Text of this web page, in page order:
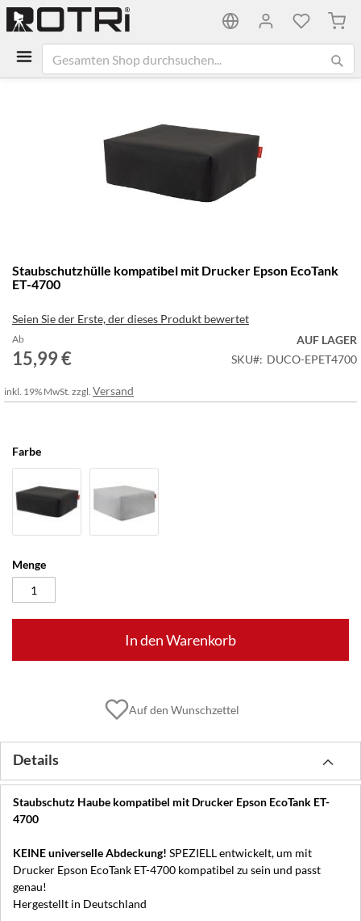
Anfang
der
springen
Staubschutzhülle kompatibel mit Drucker Epson EcoTank
ET-4700
Seien Sie der Erste, der dieses Produkt bewertet
Ab
15,99 €
AUF LAGER
SKU
DUCO-EPET4700
inkl. 19% MwSt. zzgl. Versand
Farbe
Menge
In den Warenkorb
Auf den Wunschzettel
Details
Staubschutz Haube kompatibel mit Drucker Epson EcoTank ET-
4700
KEINE universelle Abdeckung! SPEZIELL entwickelt, um mit
Drucker Epson EcoTank ET-4700 kompatibel zu sein und passt
genau!
Hergestellt in Deutschland